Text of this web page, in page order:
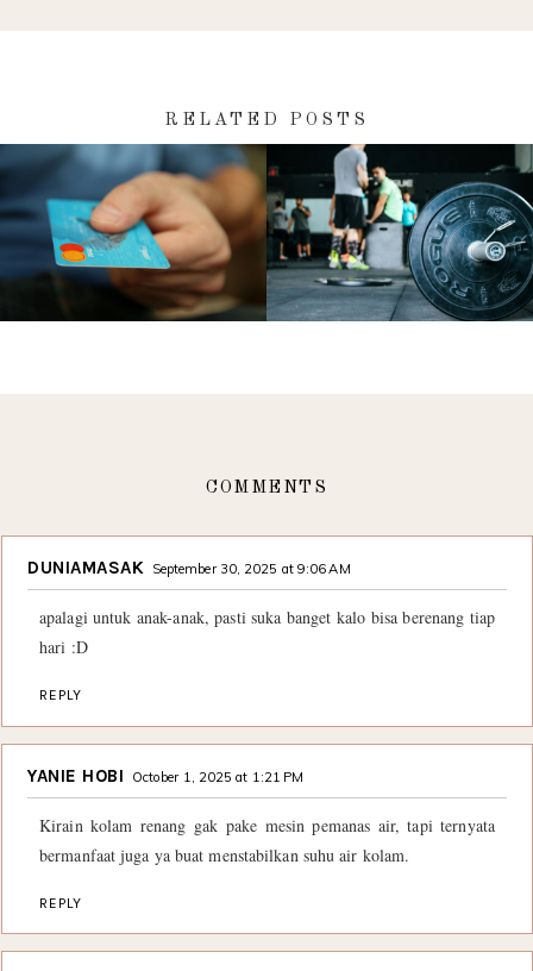
RELATED POSTS
COMMENTS
DUNIAMASAK September 30, 2025 at 9:06 AM
apalagi untuk anak-anak, pasti suka banget kalo bisa berenang tiap
hari :D
REPLY
YANIE HOBI October 1, 2025 at 1:21 PM
Kirain kolam renang gak pake mesin pemanas air, tapi ternyata
bermanfaat juga ya buat menstabilkan suhu air kolam.
REPLY